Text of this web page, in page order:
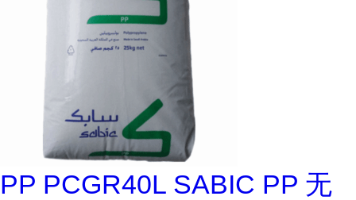
PP PCGR40L SABIC PP 无